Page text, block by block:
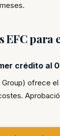
EFC para
crédito al
Group) ofrece